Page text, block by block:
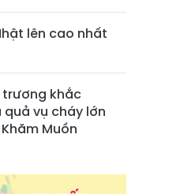
lên cao nhất
trương khắc
quả vụ cháy lớn
Muồn